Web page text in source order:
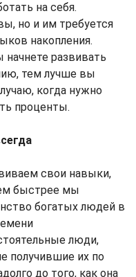
на себя.
но и им требуется
накопления.
развивать
тем лучше вы
когда нужно
проценты.
свои навыки,
быстрее мы
богатых людей в
люди,
получившие их по
до того, как она